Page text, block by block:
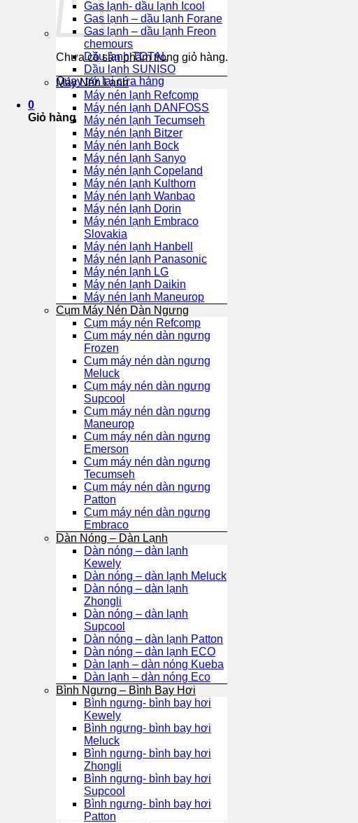
Chưa có sản phẩm trong giỏ hàng.
Quay trở lại cửa hàng
0
Giỏ hàng
Gas lạnh- dầu lạnh Icool
Gas lạnh – dầu lạnh Forane
Gas lạnh – dầu lạnh Freon
chemours
Dầu lạnh TOTAL
Dầu lạnh SUNISO
Máy Nén Lạnh
Máy nén lạnh Refcomp
Máy nén lạnh DANFOSS
Máy nén lạnh Tecumseh
Máy nén lạnh Bitzer
Máy nén lạnh Bock
Máy nén lạnh Sanyo
Máy nén lạnh Copeland
Máy nén lạnh Kulthorn
Máy nén lạnh Wanbao
Máy nén lạnh Dorin
Máy nén lạnh Embraco
Slovakia
Máy nén lạnh Hanbell
Máy nén lạnh Panasonic
Máy nén lạnh LG
Máy nén lạnh Daikin
Máy nén lạnh Maneurop
Cụm Máy Nén Dàn Ngưng
Cụm máy nén Refcomp
Cụm máy nén dàn ngưng
Frozen
Cụm máy nén dàn ngưng
Meluck
Cụm máy nén dàn ngưng
Supcool
Cụm máy nén dàn ngưng
Maneurop
Cụm máy nén dàn ngưng
Emerson
Cụm máy nén dàn ngưng
Tecumseh
Cụm máy nén dàn ngưng
Patton
Cụm máy nén dàn ngưng
Embraco
Dàn Nóng – Dàn Lạnh
Dàn nóng – dàn lạnh
Kewely
Dàn nóng – dàn lạnh Meluck
Dàn nóng – dàn lạnh
Zhongli
Dàn nóng – dàn lạnh
Supcool
Dàn nóng – dàn lạnh Patton
Dàn nóng – dàn lạnh ECO
Dàn lạnh – dàn nóng Kueba
Dàn lạnh – dàn nóng Eco
Bình Ngưng – Bình Bay Hơi
Bình ngưng- bình bay hơi
Kewely
Bình ngưng- bình bay hơi
Meluck
Bình ngưng- bình bay hơi
Zhongli
Bình ngưng- bình bay hơi
Supcool
Bình ngưng- bình bay hơi
Patton